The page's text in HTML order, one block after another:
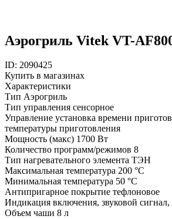
Аэрогриль Vitek VT-
ID: 2090425
Купить в магазинах
Характеристики
Тип Аэрогриль
Тип управления сенсорное
Управление установка времени
температуры приготовления
Мощность (макс) 1700 Вт
Количество программ/режимов 8
Тип нагревательного элемента ТЭН
Максимальная температура 200 °С
Минимальная температура 50 °С
Антипригарное покрытие тефлоновое
Индикация включения, звуковой сигнал,
Объем чаши 8 л